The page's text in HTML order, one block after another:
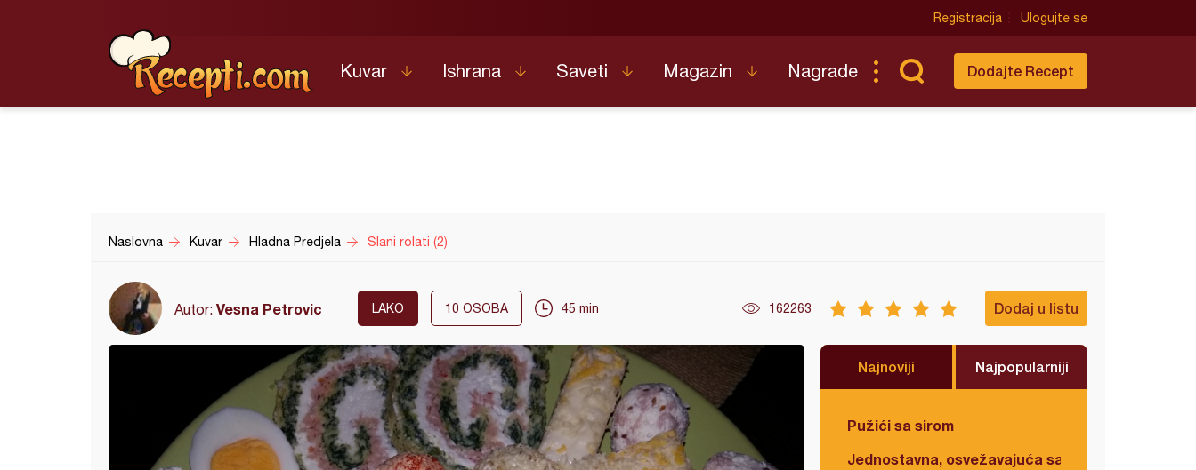
Registracija Ulogujte se
Kuvar Ishrana Saveti Magazin Nagrade Dodajte Recept
Naslovna Kuvar Hladna Predjela Slani rolati (2)
Autor: Vesna Petrovic LAKO 10 OSOBA 45 min 162263 Dodaj u listu
Najnoviji Najpopularniji
Pužići sa sirom
Jednostavna, osvežavajuća salata